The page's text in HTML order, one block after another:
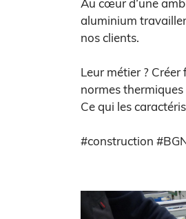
Au cœur d’une
aluminium
nos clients.
Leur métier ?
normes
Ce qui les
#construction